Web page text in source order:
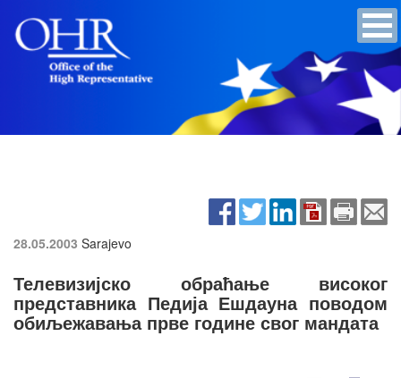
28.05.2003 Sarajevo
Телевизијско обраћање високог
представника Педија Ешдауна поводом
обиљежавања прве године свог мандата